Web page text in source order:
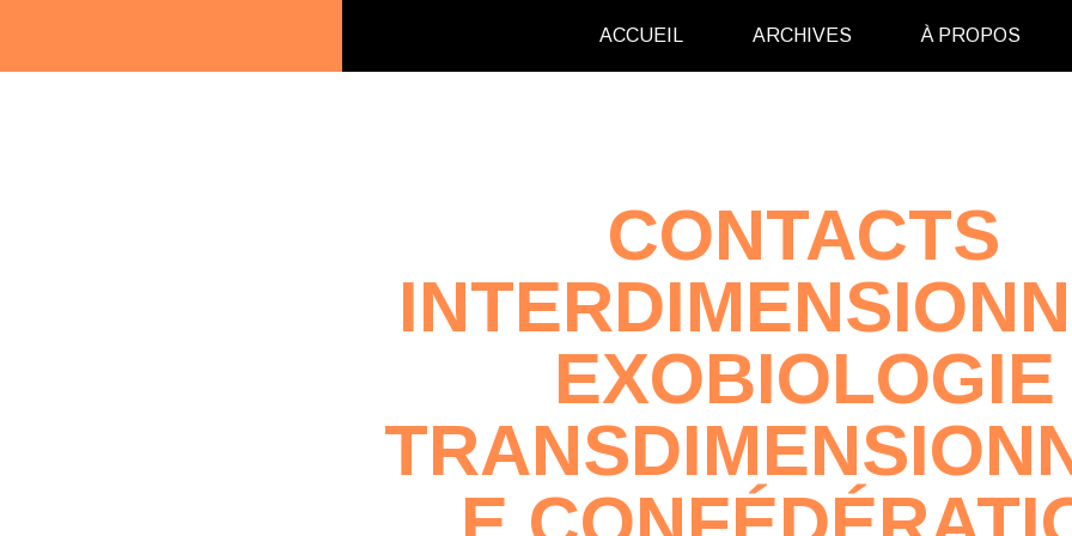
ACCUEIL ARCHIVES À PROPOS
CONTACTS
EXOBIOLOGIE